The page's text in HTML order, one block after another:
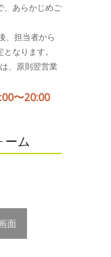
、あらかじめご
、担当者から
なります。
、原則翌営業
〜20:00
ーム
面